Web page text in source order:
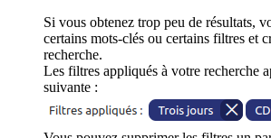
Si vous obtenez trop peu de résultats,
certains mots-clés ou certains filtres et
recherche.
Les filtres appliqués à votre recherche
suivante :